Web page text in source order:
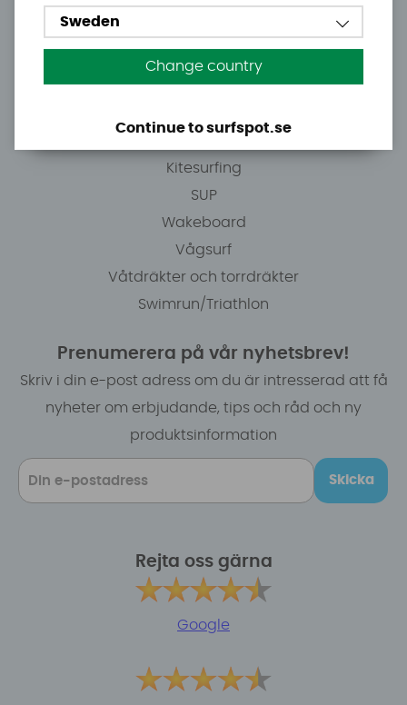
E-post: info@surfspot.se
Kitesurfing
SUP
Wakeboard
Vågsurf
Våtdräkter och torrdräkter
Swimrun/Triathlon
Prenumerera på vår nyhetsbrev!
Skriv i din e-post adress om du är intresserad att få
nyheter om erbjudande, tips och råd och ny
produktsinformation
Skicka
Rejta oss gärna
Google
Sweden
Change country
Continue to surfspot.se